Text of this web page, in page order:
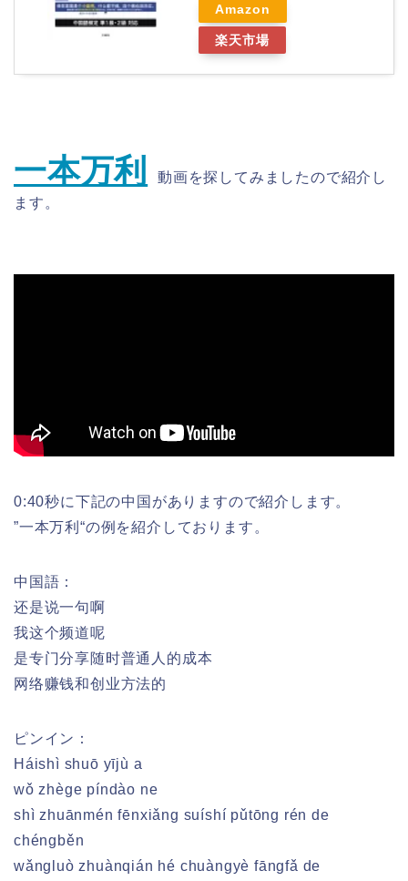
Amazon
楽天市場
一本万利
動画を探してみましたので紹介し
ます。
0:40秒に下記の中国がありますので紹介します。
”一本万利“の例を紹介しております。
中国語：
还是说一句啊
我这个频道呢
是专门分享随时普通人的成本
网络赚钱和创业方法的
ピンイン：
Háishì shuō yījù a
wǒ zhège píndào ne
shì zhuānmén fēnxiǎng suíshí pǔtōng rén de
chéngběn
wǎngluò zhuànqián hé chuàngyè fāngfǎ de